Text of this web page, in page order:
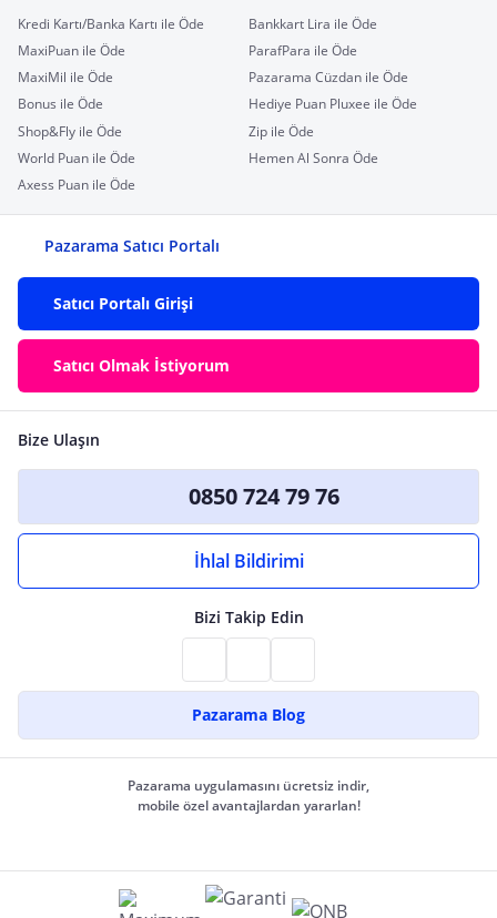
Kredi Kartı/Banka Kartı ile Öde
Bankkart Lira ile Öde
MaxiPuan ile Öde
ParafPara ile Öde
MaxiMil ile Öde
Pazarama Cüzdan ile Öde
Bonus ile Öde
Hediye Puan Pluxee ile Öde
Shop&Fly ile Öde
Zip ile Öde
World Puan ile Öde
Hemen Al Sonra Öde
Axess Puan ile Öde
Pazarama Satıcı Portalı
Satıcı Portalı Girişi
Satıcı Olmak İstiyorum
Bize Ulaşın
0850 724 79 76
İhlal Bildirimi
Bizi Takip Edin
Pazarama Blog
Pazarama uygulamasını ücretsiz indir,
mobile özel avantajlardan yararlan!